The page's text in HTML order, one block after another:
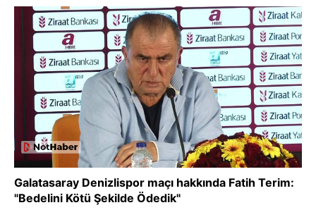
Galatasaray Denizlispor maçı hakkında Fatih Terim:
"Bedelini Kötü Şekilde Ödedik"